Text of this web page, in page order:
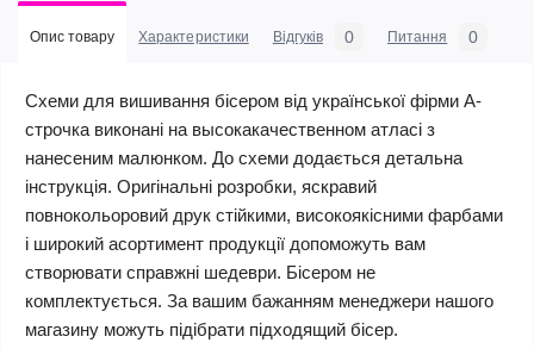
Опис товару Характеристики Відгуків 0 Питання 0
Схеми для вишивання бісером від української фірми А-
строчка виконані на высокакачественном атласі з
нанесеним малюнком. До схеми додається детальна
інструкція. Оригінальні розробки, яскравий
повнокольоровий друк стійкими, високоякісними фарбами
і широкий асортимент продукції допоможуть вам
створювати справжні шедеври. Бісером не
комплектується. За вашим бажанням менеджери нашого
магазину можуть підібрати підходящий бісер.